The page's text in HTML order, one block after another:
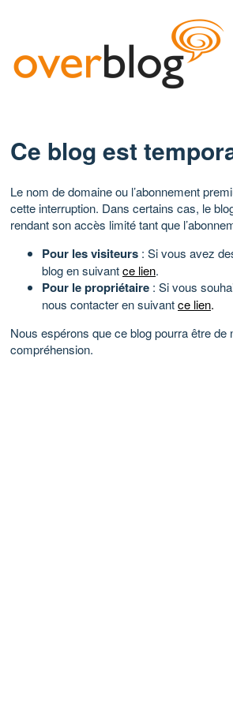
Ce blog est
Le nom de domaine ou l’abonnement
cette interruption. Dans certains cas, le
rendant son accès limité tant que
Pour les visiteurs : Si vous avez
blog en suivantce lien.
Pour le propriétaire : Si vous
nous contacter en suivantce lien.
Nous espérons que ce blog pourra être
compréhension.